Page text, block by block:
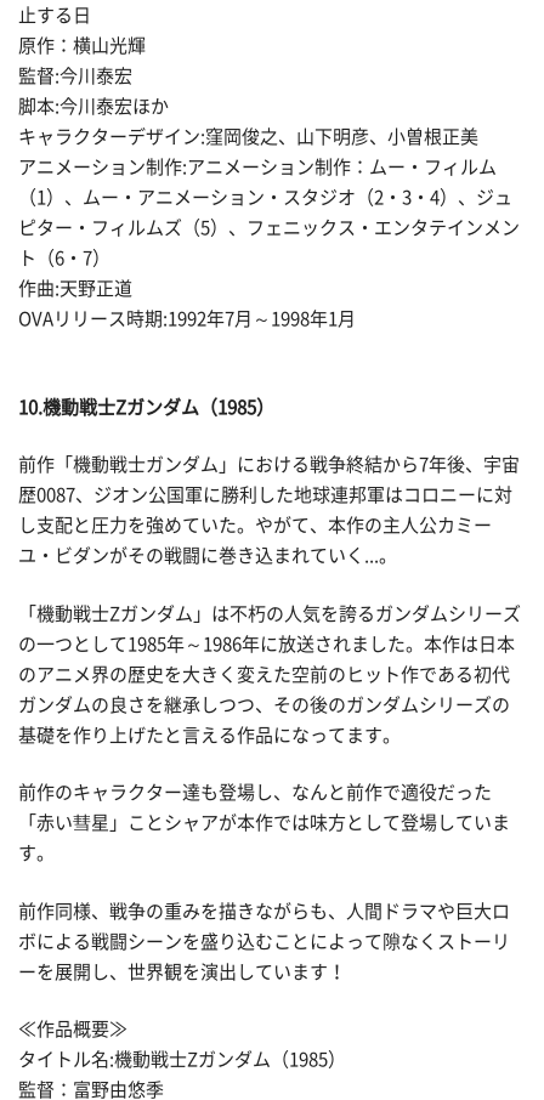
止する日
原作：横山光輝
監督:今川泰宏
脚本:今川泰宏ほか
キャラクターデザイン:窪岡俊之、山下明彦、小曽根正美
アニメーション制作:アニメーション制作：ムー・フィルム
（1）、ムー・アニメーション・スタジオ（2・3・4）、ジュ
ピター・フィルムズ（5）、フェニックス・エンタテインメン
ト（6・7）
作曲:天野正道
OVAリリース時期:1992年7月～1998年1月
10.機動戦士Zガンダム（1985）
前作「機動戦士ガンダム」における戦争終結から7年後、宇宙
歴0087、ジオン公国軍に勝利した地球連邦軍はコロニーに対
し支配と圧力を強めていた。やがて、本作の主人公カミー
ユ・ビダンがその戦闘に巻き込まれていく...。
「機動戦士Ζガンダム」は不朽の人気を誇るガンダムシリーズ
の一つとして1985年～1986年に放送されました。本作は日本
のアニメ界の歴史を大きく変えた空前のヒット作である初代
ガンダムの良さを継承しつつ、その後のガンダムシリーズの
基礎を作り上げたと言える作品になってます。
前作のキャラクター達も登場し、なんと前作で適役だった
「赤い彗星」ことシャアが本作では味方として登場していま
す。
前作同様、戦争の重みを描きながらも、人間ドラマや巨大ロ
ボによる戦闘シーンを盛り込むことによって隙なくストーリ
ーを展開し、世界観を演出しています！
≪作品概要≫
タイトル名:機動戦士Zガンダム（1985）
監督：富野由悠季